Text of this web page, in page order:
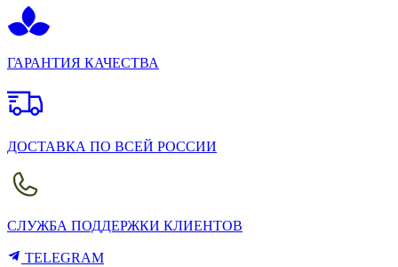
ГАРАНТИЯ КАЧЕСТВА
ДОСТАВКА ПО ВСЕЙ РОССИИ
СЛУЖБА ПОДДЕРЖКИ КЛИЕНТОВ
TELEGRAM